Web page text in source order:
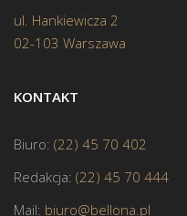
ul. Hankiewicza 2
02-103 Warszawa
KONTAKT
Biuro: (22) 45 70 402
Redakcja: (22) 45 70 444
Mail: biuro@bellona.pl